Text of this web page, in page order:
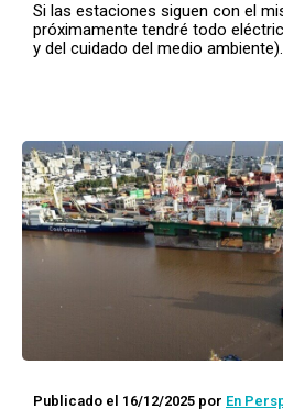
Si las estaciones siguen con el
próximamente tendré todo
y del cuidado del medio ambiente).
Publicado el 16/12/2025 por En